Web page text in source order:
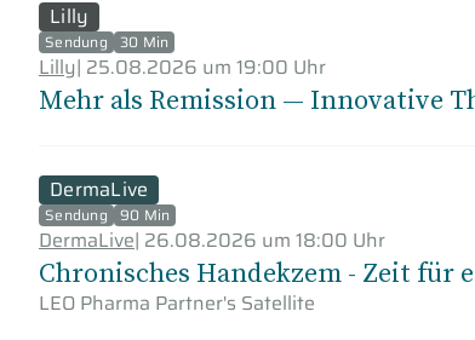
Lilly
Sendung 30 Min
Lilly| 25.08.2026 um 19:00 Uhr
Mehr als Remission — Innovative
DermaLive
Sendung 90 Min
DermaLive| 26.08.2026 um 18:00 Uhr
Chronisches Handekzem - Zeit für
LEO Pharma Partner's Satellite